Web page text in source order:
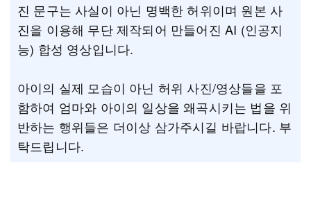
진 문구는 사실이 아닌 명백한 허위이며 원본 사
진을 이용해 무단 제작되어 만들어진 AI (인공지
능) 합성 영상입니다.
아이의 실제 모습이 아닌 허위 사진/영상들을 포
함하여 엄마와 아이의 일상을 왜곡시키는 법을 위
반하는 행위들은 더이상 삼가주시길 바랍니다. 부
탁드립니다.